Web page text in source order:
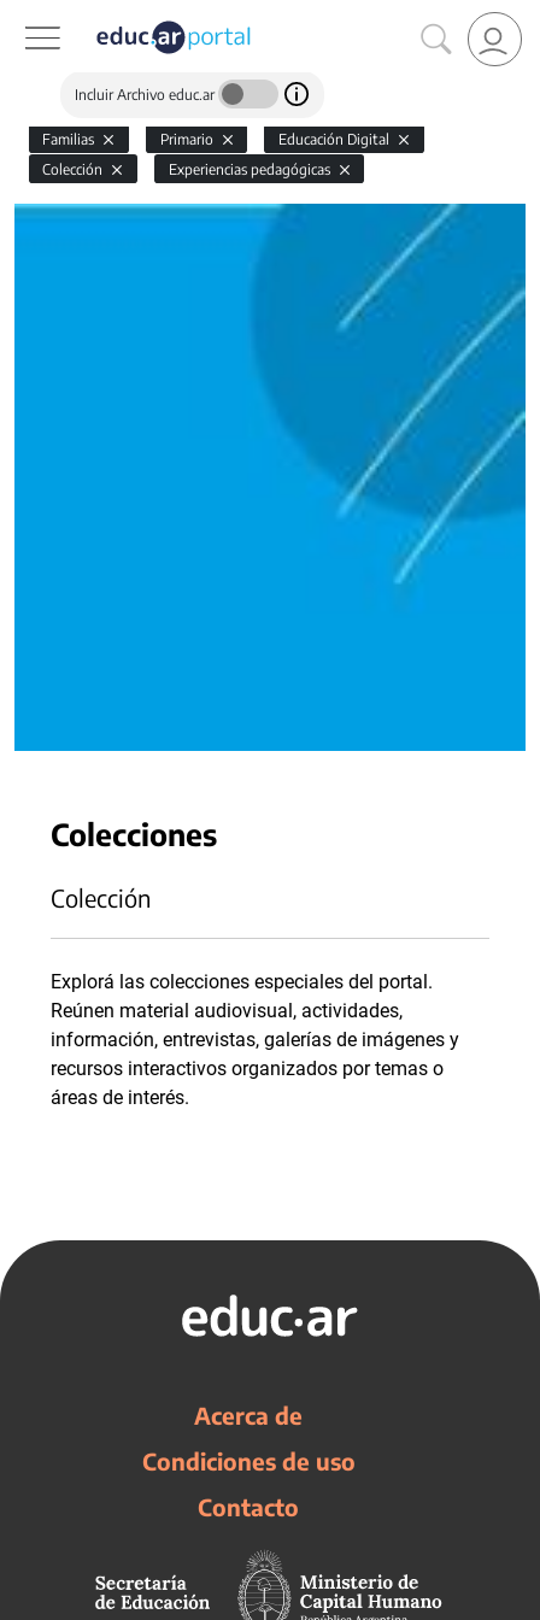
Incluir Archivo educ.ar
Familias Primario
Educación Digital
Colección
Experiencias pedagógicas
Colecciones
Colección
Explorá las colecciones especiales del portal.
Reúnen material audiovisual, actividades,
información, entrevistas, galerías de imágenes y
recursos interactivos organizados por temas o
áreas de interés.
Acerca de
Condiciones de uso
Contacto